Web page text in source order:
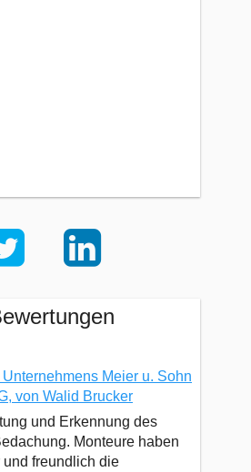
Meier u. Sohn
von Walid Brucker
und Erkennung des
Monteure haben
freundlich die